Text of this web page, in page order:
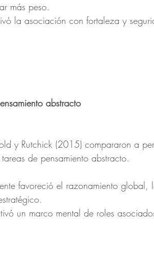
más peso.
la asociación con fortaleza y
abstracto
y Rutchick (2015) compararon a
de pensamiento abstracto.
favoreció el razonamiento
un marco mental de roles